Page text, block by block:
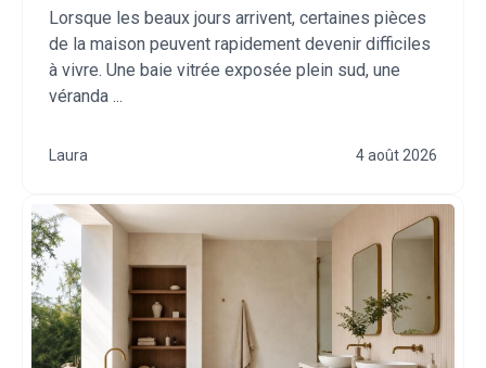
Lorsque les beaux jours arrivent, certaines pièces
de la maison peuvent rapidement devenir difficiles
à vivre. Une baie vitrée exposée plein sud, une
véranda ...
Laura 4 août 2026